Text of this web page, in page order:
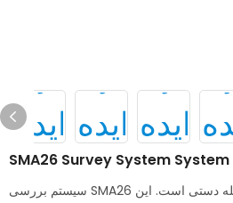
سیستم بررسی SMA26 یک سیستم بررسی از جمله دستی است. این